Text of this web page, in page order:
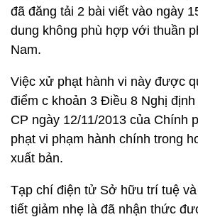
đã đăng tải 2 bài viết vào ngày
dung không phù hợp với thuần
Nam.
Việc xử phạt hành vi này được
điểm c khoản 3 Điều 8 Nghị
CP ngày 12/11/2013 của Chính
phạt vi phạm hành chính trong
xuất bản.
Tạp chí điện tử Sở hữu trí tuệ
tiết giảm nhẹ là đã nhận thức